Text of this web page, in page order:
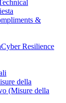
&
Cyber Resilience
della
(Misure della